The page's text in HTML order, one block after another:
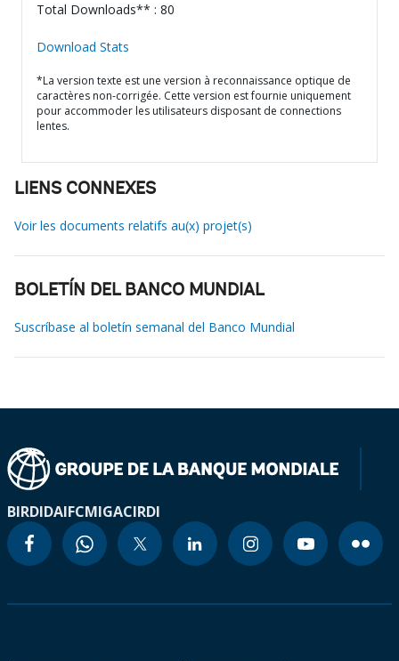
Total Downloads** : 80
Download Stats
*La version texte est une version à reconnaissance optique de
caractères non-corrigée. Cette version est fournie uniquement
pour accommoder les utilisateurs disposant de connections
lentes.
LIENS CONNEXES
Voir les documents relatifs au(x) projet(s)
BOLETÍN DEL BANCO MUNDIAL
Suscríbase al boletín semanal del Banco Mundial
BIRDIDAIFCMIGACIRDI